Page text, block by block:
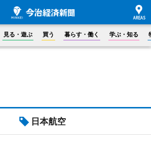
見る・遊ぶ 買う 暮らす・働く 学ぶ・知る
日本航空